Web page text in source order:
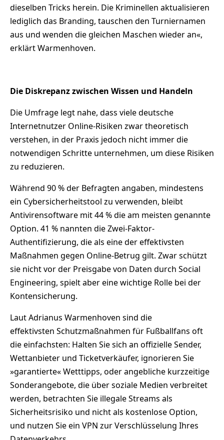
dieselben Tricks herein. Die Kriminellen aktualisieren
lediglich das Branding, tauschen den Turniernamen
aus und wenden die gleichen Maschen wieder an«,
erklärt Warmenhoven.
Die Diskrepanz zwischen Wissen und Handeln
Die Umfrage legt nahe, dass viele deutsche
Internetnutzer Online-Risiken zwar theoretisch
verstehen, in der Praxis jedoch nicht immer die
notwendigen Schritte unternehmen, um diese Risiken
zu reduzieren.
Während 90 % der Befragten angaben, mindestens
ein Cybersicherheitstool zu verwenden, bleibt
Antivirensoftware mit 44 % die am meisten genannte
Option. 41 % nannten die Zwei-Faktor-
Authentifizierung, die als eine der effektivsten
Maßnahmen gegen Online-Betrug gilt. Zwar schützt
sie nicht vor der Preisgabe von Daten durch Social
Engineering, spielt aber eine wichtige Rolle bei der
Kontensicherung.
Laut Adrianus Warmenhoven sind die
effektivsten Schutzmaßnahmen für Fußballfans oft
die einfachsten: Halten Sie sich an offizielle Sender,
Wettanbieter und Ticketverkäufer, ignorieren Sie
»garantierte« Wetttipps, oder angebliche kurzzeitige
Sonderangebote, die über soziale Medien verbreitet
werden, betrachten Sie illegale Streams als
Sicherheitsrisiko und nicht als kostenlose Option,
und nutzen Sie ein VPN zur Verschlüsselung Ihres